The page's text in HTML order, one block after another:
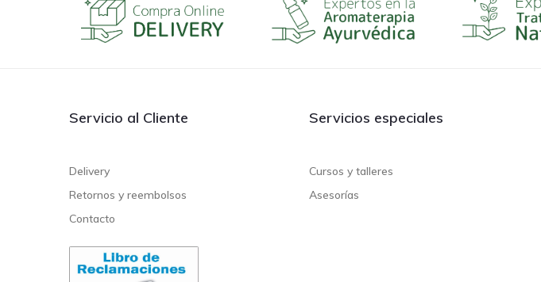
Servicio al Cliente
Delivery
Retornos y reembolsos
Contacto
Servicios especiales
Cursos y talleres
Asesorías